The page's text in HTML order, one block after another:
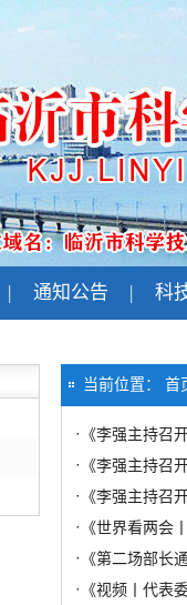
| 通知公告 | 科
当前位置： 首
· 《李强主持召
· 《李强主持召
· 《李强主持召
· 《世界看两会
· 《第二场部长
· 《视频丨代表